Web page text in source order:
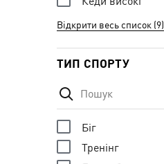
Відкрити весь список (9)
ТИП СПОРТУ
Біг
Тренінг